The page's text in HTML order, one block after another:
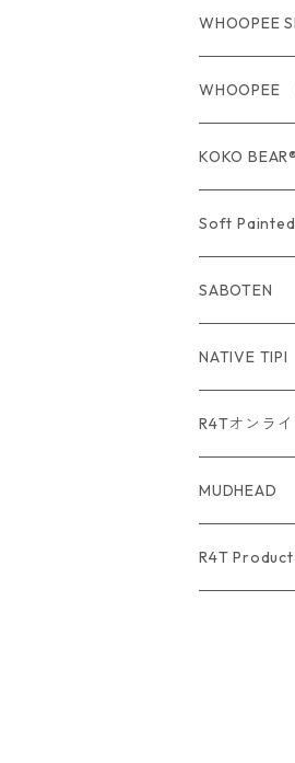
USA Fabric
期間限定商品
WHOOPEE
USA Fabric
期間限定商品
WHOOPEE
KOKO BEAR®
USA Fabric
Soft
SABOTEN
USA Fabric
NATIVE TIPI
R4Tオンラ
MUDHEAD
R4T Product